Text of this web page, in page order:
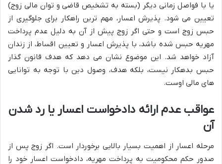
یا با فواصل زمانی دیگر (بسته به تشخیص قاضی و توان مالی زوج)
تعیین می شود. پذیرش اعسار، مهم ترین راهکار برای جلوگیری از
حبس زوج است و حتی اگر زوج پیش از آن به دلیل عدم پرداخت
مهریه حبس شده باشد، با پذیرش اعسار و تعیین اقساط، از زندان
آزاد خواهد شد. این موضوع نشان می دهد که هدف قانون گذار
حبس بدهکار نیست، بلکه هدف، وصول دین با توجه به توانایی
های مالی اوست.
عواقب عدم ارائه دادخواست اعسار یا رد شدن
آن
مرحله اعسار از اهمیت بسیار بالایی برخوردار است. اگر زوج پس از
صدور حکم محکومیت به پرداخت مهریه، دادخواست اعسار خود را